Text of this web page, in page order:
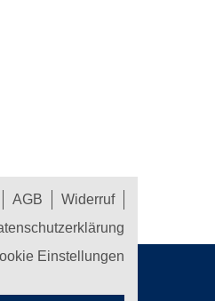
AGB
Widerruf
Einstellungen